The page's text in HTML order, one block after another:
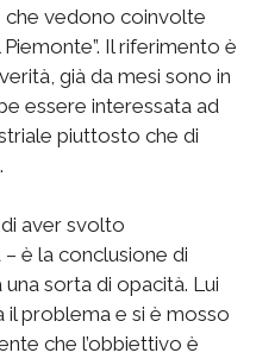
vedono coinvolte
Il riferimento è
già da mesi sono in
essere interessata ad
piuttosto che di
aver svolto
è la conclusione di
sorta di opacità. Lui
il problema e si è mosso
che l’obbiettivo è